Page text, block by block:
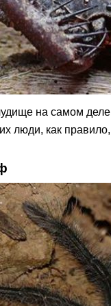
на самом
люди, как